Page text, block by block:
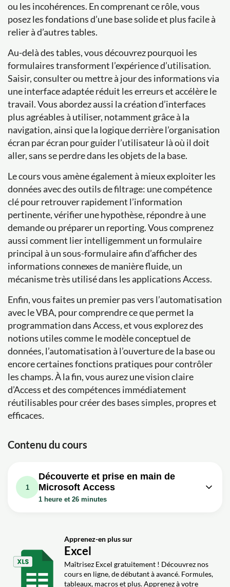
ou les incohérences. En comprenant ce rôle, vous
posez les fondations d’une base solide et plus facile à
relier à d’autres tables.
Au-delà des tables, vous découvrez pourquoi les
formulaires transforment l’expérience d’utilisation.
Saisir, consulter ou mettre à jour des informations via
une interface adaptée réduit les erreurs et accélère le
travail. Vous abordez aussi la création d’interfaces
plus agréables à utiliser, notamment grâce à la
navigation, ainsi que la logique derrière l’organisation
écran par écran pour guider l’utilisateur là où il doit
aller, sans se perdre dans les objets de la base.
Le cours vous amène également à mieux exploiter les
données avec des outils de filtrage: une compétence
clé pour retrouver rapidement l’information
pertinente, vérifier une hypothèse, répondre à une
demande ou préparer un reporting. Vous comprenez
aussi comment lier intelligemment un formulaire
principal à un sous-formulaire afin d’afficher des
informations connexes de manière fluide, un
mécanisme très utilisé dans les applications Access.
Enfin, vous faites un premier pas vers l’automatisation
avec le VBA, pour comprendre ce que permet la
programmation dans Access, et vous explorez des
notions utiles comme le modèle conceptuel de
données, l’automatisation à l’ouverture de la base ou
encore certaines fonctions pratiques pour contrôler
les champs. À la fin, vous aurez une vision claire
d’Access et des compétences immédiatement
réutilisables pour créer des bases simples, propres et
efficaces.
Contenu du cours
1
Découverte et prise en main de
Microsoft Access
1 heure et 26 minutes
Découvrez https://www.sollo.co
100% en Access
Exercice: _Quels sont les cinq éléments qui composent
une base de données Access?
Apprenez-en plus sur
Excel
Maîtrisez Excel gratuitement ! Découvrez nos
cours en ligne, de débutant à avancé. Formules,
tableaux, macros et plus. Apprenez à votre